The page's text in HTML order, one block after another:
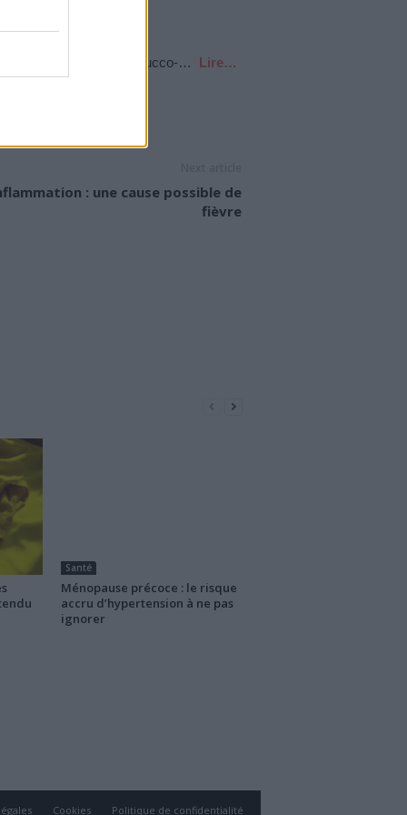
adopter une hygiène bucco-… Lire…
: une cause possible de
fièvre
Santé
Ménopause précoce : le risque
accru d’hypertension à ne pas
ignorer
Cookies Politique de confidentialité